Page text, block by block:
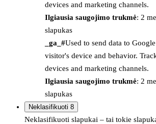
devices and marketing channels.
Ilgiausia saugojimo trukmė: 2
slapukas
_ga_#Used to send data to
visitor's device and behavior.
devices and marketing channels.
Ilgiausia saugojimo trukmė: 2
slapukas
Neklasifikuoti 8
Neklasifikuoti slapukai – tai tokie